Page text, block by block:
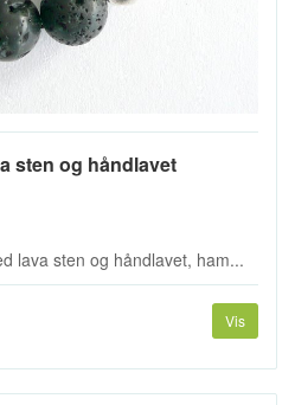
sten og håndlavet
lava sten og håndlavet, ham...
Vis